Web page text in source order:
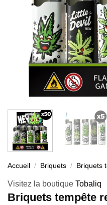
Accueil / Briquets / Briquets
Visitez la boutique Tobaliq
Briquets tempête